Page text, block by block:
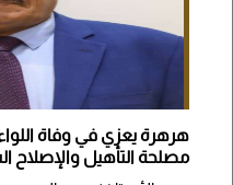
هرهرة يعزي في وفاة
مصلحة التأهيل والإصلاح